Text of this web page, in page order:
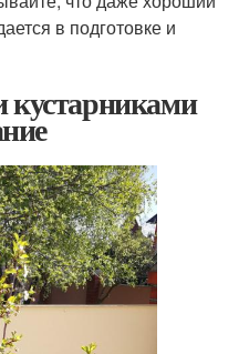
в подготовке и
кустарниками